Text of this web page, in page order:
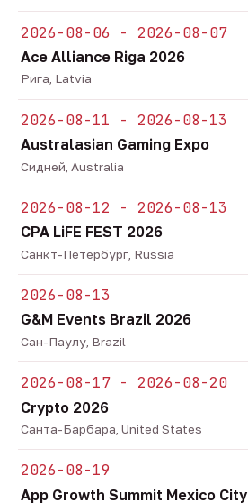
2026-08-06 - 2026-08-07
Ace Alliance Riga 2026
Рига, Latvia
2026-08-11 - 2026-08-13
Australasian Gaming Expo
Сидней, Australia
2026-08-12 - 2026-08-13
CPA LiFE FEST 2026
Санкт-Петербург, Russia
2026-08-13
G&M Events Brazil 2026
Сан-Паулу, Brazil
2026-08-17 - 2026-08-20
Crypto 2026
Санта-Барбара, United States
2026-08-19
App Growth Summit Mexico City